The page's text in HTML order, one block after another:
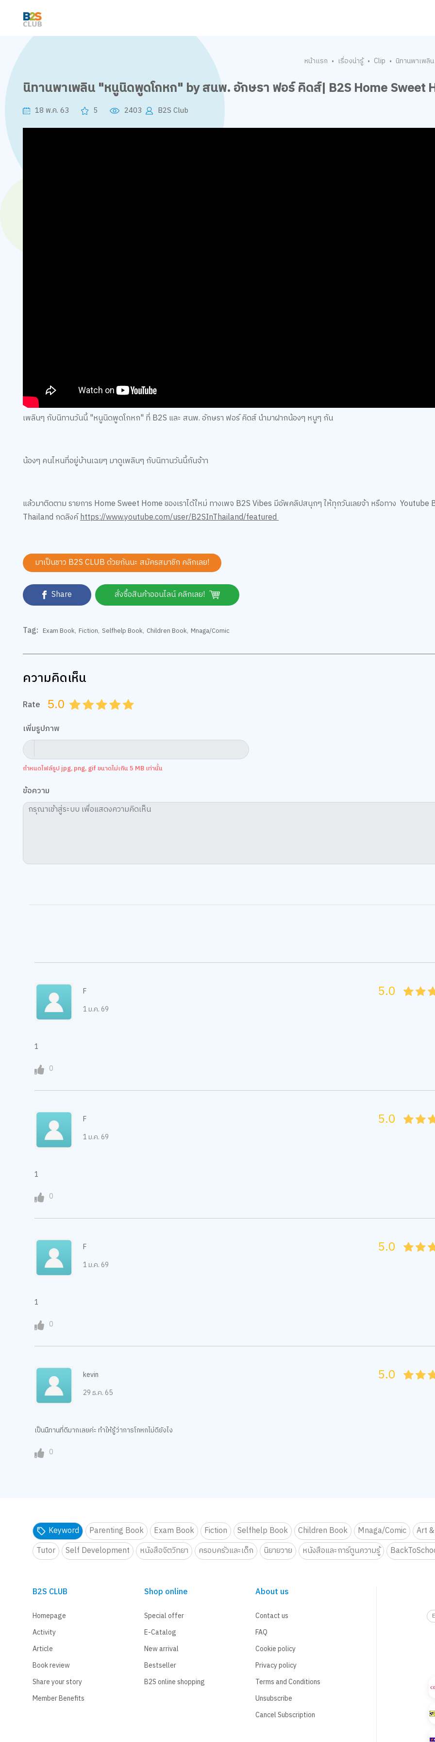
หน้าแรก • เรื่องน่ารู้ • Clip • นิทานพาเพลิ
นิทานพาเพลิน "หนูนิดพูดโกหก" by สนพ. อักษรา ฟอร์ คิดส์| B2S Home Sweet
18 พ.ค. 63 5 2403 B2S Club
เพลินๆ กับนิทานวันนี้ "หนูนิดพูดโกหก" ที่ B2S และ สนพ. อักษรา ฟอร์ คิดส์ นำมาฝากน้องๆ หนูๆ กัน
น้องๆ คนไหนที่อยู่บ้านเฉยๆ มาดูเพลินๆ กับนิทานวันนี้กันจ้าา
แล้วมาติดตาม รายการ Home Sweet Home ของเราได้ใหม่ ทางเพจ B2S Vibes มีอัพคลิปสนุกๆ ให้ทุกวันเลยจ้า หรือทาง Youtube
Thailand กดลิงค์https://www.youtube.com/user/B2SInThailand/featured
มาเป็นชาว B2S CLUB ด้วยกันนะ สมัครสมาชิก คลิกเลย!
Share สั่งซื้อสินค้าออนไลน์ คลิกเลย!
Tag: Exam Book, Fiction, Selfhelp Book, Children Book, Mnaga/Comic
ความคิดเห็น
Rate 5.0 4.5
4.0
3.5
3.0
2.5
2.0
1.5
1.0
0.5
เพิ่มรูปภาพ
กำหนดไฟล์รูป jpg, png, gif ขนาดไม่เกิน 5 MB เท่านั้น
ข้อความ
F
1 ม.ค. 69
2
15
1
05
5.0
1
0
F
1 ม.ค. 69
2
15
1
05
5.0
1
0
F
1 ม.ค. 69
2
15
1
05
5.0
1
0
kevin
29 ธ.ค. 65
2
15
1
05
5.0
เป็นนืทานที่ดีมากเลยค่ะ ทำให้รู้ว่าการโกหกไม่ดียังไง
0
Keyword Parenting Book Exam Book Fiction Selfhelp Book Children Book Mnaga/Comic Art
Tutor
Self Development หนังสือจิตวิทยา ครอบครัวและเด็ก นิยายวาย หนังสือและการ์ตูนความรู้
B2S CLUB
Homepage
Activity
Article
Book review
Share your story
Member Benefits
Shop online
Special offer
E-Catalog
New arrival
Bestseller
B2S online shopping
About us
Contact us
FAQ
Cookie policy
Privacy policy
Terms and Conditions
Unsubscribe
Cancel Subscription